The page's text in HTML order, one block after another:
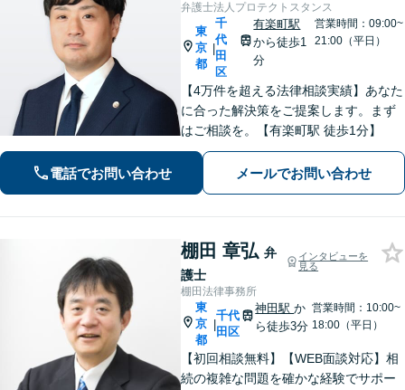
弁護士法人プロテクトスタンス
東
京
都
|
千
代
田
区
有楽町駅
から徒歩1
分
営業時間：09:00~
21:00（平日）
【4万件を超える法律相談実績】あなた
に合った解決策をご提案します。まず
はご相談を。【有楽町駅 徒歩1分】
電話でお問い合わせ メールでお問い合わせ
棚田 章弘 弁
護士
インタビューを
見る
棚田法律事務所
東
京
都
|
千代
田区
神田駅か
ら徒歩3分
営業時間：10:00~
18:00（平日）
【初回相談無料】【WEB面談対応】相
続の複雑な問題を確かな経験でサポー